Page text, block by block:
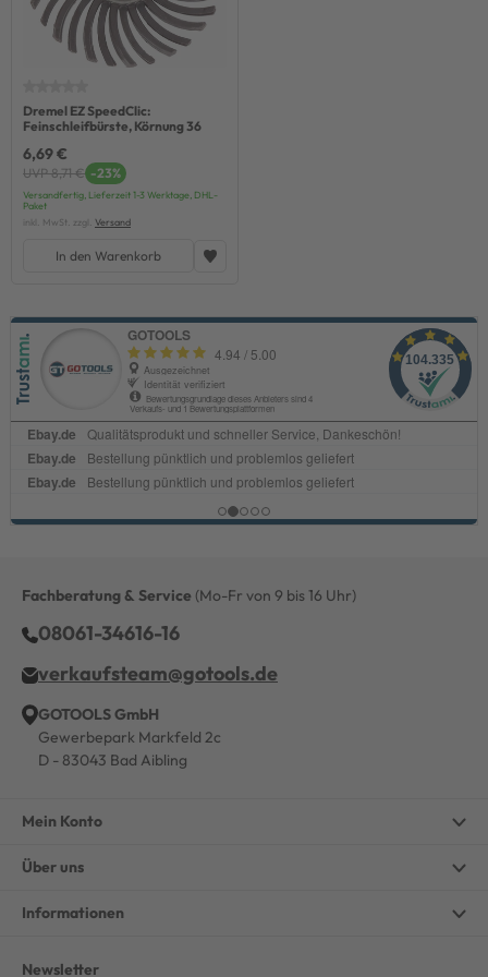
Dremel EZ SpeedClic:
Feinschleifbürste, Körnung 36
6,69 €
UVP 8,71 € -23%
Versandfertig, Lieferzeit 1-3 Werktage, DHL-
Paket
inkl. MwSt. zzgl. Versand
In den Warenkorb
Fachberatung & Service (Mo-Fr von 9 bis 16 Uhr)
08061-34616-16
verkaufsteam@gotools.de
GOTOOLS GmbH
Gewerbepark Markfeld 2c
D - 83043 Bad Aibling
Mein Konto
Über uns
Informationen
Newsletter